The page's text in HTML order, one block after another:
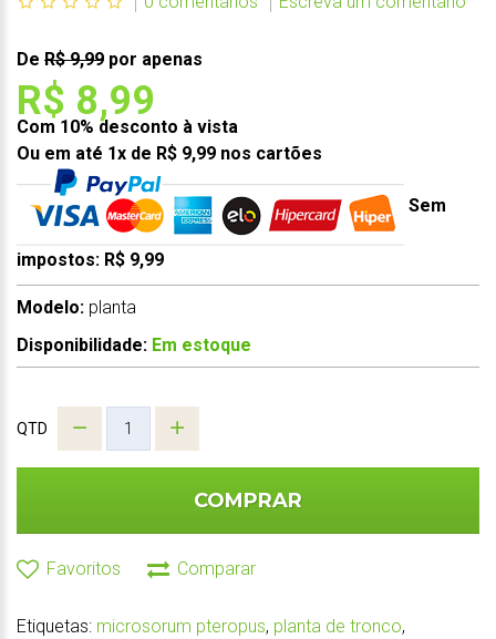
De R$ 9,99 por apenas
R$ 8,99
Com 10% desconto à vista
Ou em até 1x de R$ 9,99 nos cartões
Sem
impostos: R$ 9,99
Modelo: planta
Disponibilidade: Em estoque
QTD
COMPRAR
Favoritos Comparar
Etiquetas: microsorum pteropus, planta de tronco,